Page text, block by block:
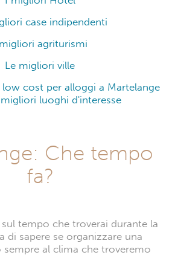
case indipendenti
agriturismi
Le migliori ville
cost per alloggi a Martelange
luoghi d'interesse
Che tempo
fa?
tempo che troverai durante la
di sapere se organizzare una
sempre al clima che troveremo